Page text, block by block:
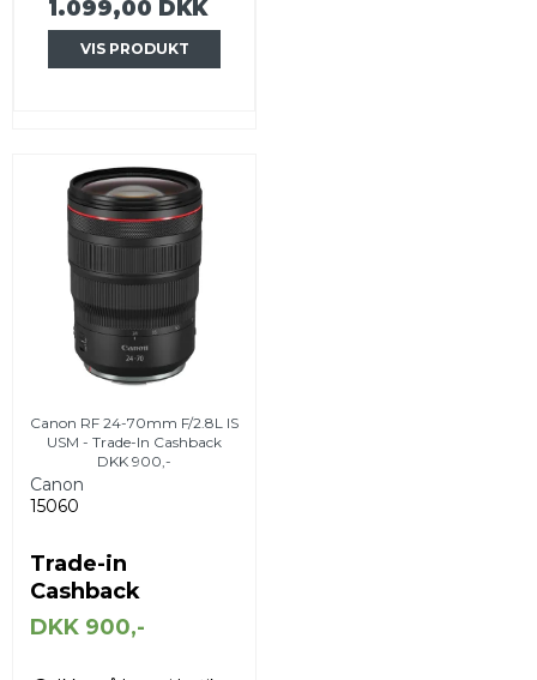
1.099,00 DKK
VIS PRODUKT
Canon RF 24-70mm F/2.8L IS
USM - Trade-In Cashback
DKK 900,-
Canon
15060
Trade-in
Cashback
DKK 900,-